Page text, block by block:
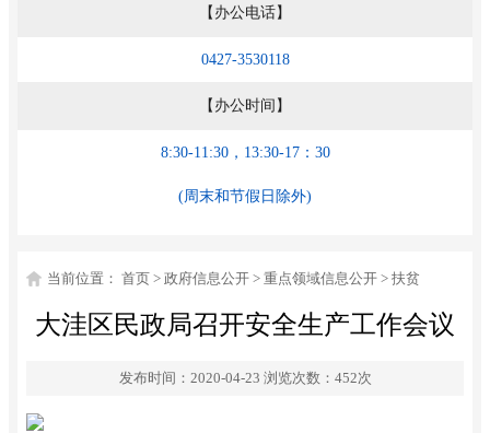
【办公电话】
0427-3530118
【办公时间】
8:30-11:30，13:30-17：30
(周末和节假日除外)
当前位置：首页 > 政府信息公开 > 重点领域信息公开 > 扶贫
大洼区民政局召开安全生产工作会议
发布时间：2020-04-23 浏览次数： 452次